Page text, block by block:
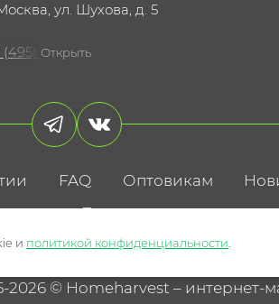
ул. Шухова, д. 5
721-60-15
Открыть
FAQ Оптовикам
Пользовательское
2026 © Homeharvest – интернет-
и политикой конфиденциальности